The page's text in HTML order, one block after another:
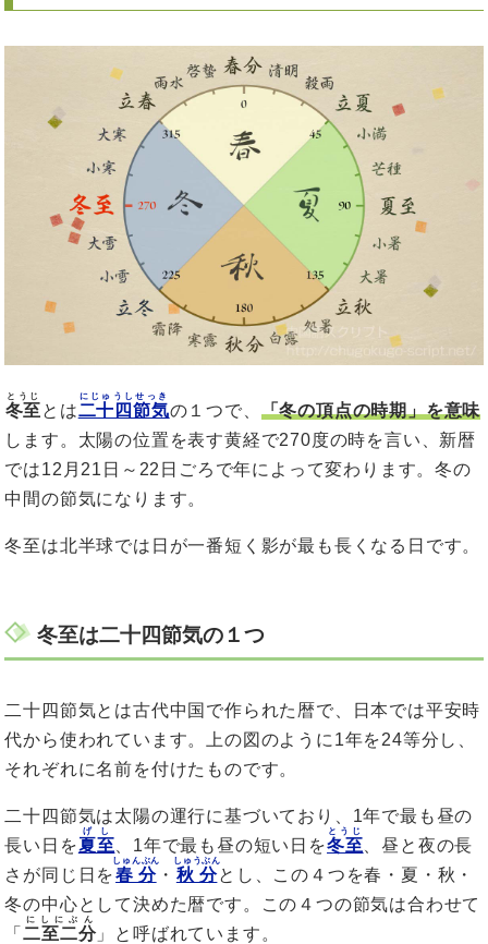
冬至
とうじ
とは二十四節気
にじゅうしせっき
の１つで、 「冬の頂点の時期」を意味
します。太陽の位置を表す黄経で270度の時を言い、新暦
では12月21日～22日ごろで年によって変わります。冬の
中間の節気になります。
冬至は北半球では日が一番短く影が最も長くなる日です。
冬至は二十四節気の１つ
二十四節気とは古代中国で作られた暦で、日本では平安時
代から使われています。上の図のように1年を24等分し、
それぞれに名前を付けたものです。
二十四節気は太陽の運行に基づいており、1年で最も昼の
長い日を夏至
げし
、1年で最も昼の短い日を冬至
とうじ
、昼と夜の長
さが同じ日を春分
しゅんぶん
・ 秋分
しゅうぶん
とし、この４つを春・夏・秋・
冬の中心として決めた暦です。この４つの節気は合わせて
「二至二分
にしにぶん
」と呼ばれています。